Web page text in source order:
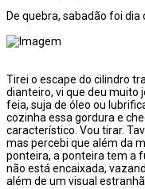
De quebra, sabadão foi
Tirei o escape do cilindro
dianteiro, vi que deu muito
feia, suja de óleo ou
cozinha essa gordura e
característico. Vou tirar.
mas percebi que além da
ponteira, a ponteira tem a
não está encaixada,
além de um visual